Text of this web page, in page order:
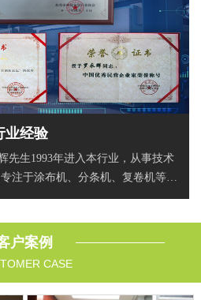
业经验
先生1993年进入本行业，从事技术
注于涂布机、分条机、复卷机等智
户案例
CASE